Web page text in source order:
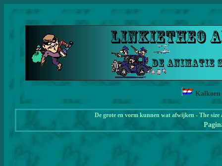
Kalkoen
De grote en vorm kunnen wat afwijken - The